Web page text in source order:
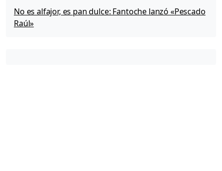
No es alfajor, es pan dulce: Fantoche lanzó «Pescado
Raúl»